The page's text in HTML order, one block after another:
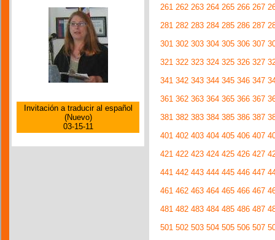
Invitación a traducir al español
(Nuevo)
03-15-11
261 262 263 264 265 266 267
281 282 283 284 285 286 287
301 302 303 304 305 306 307
321 322 323 324 325 326 327
341 342 343 344 345 346 347
361 362 363 364 365 366 367
381 382 383 384 385 386 387
401 402 403 404 405 406 407
421 422 423 424 425 426 427
441 442 443 444 445 446 447
461 462 463 464 465 466 467
481 482 483 484 485 486 487
501 502 503 504 505 506 507